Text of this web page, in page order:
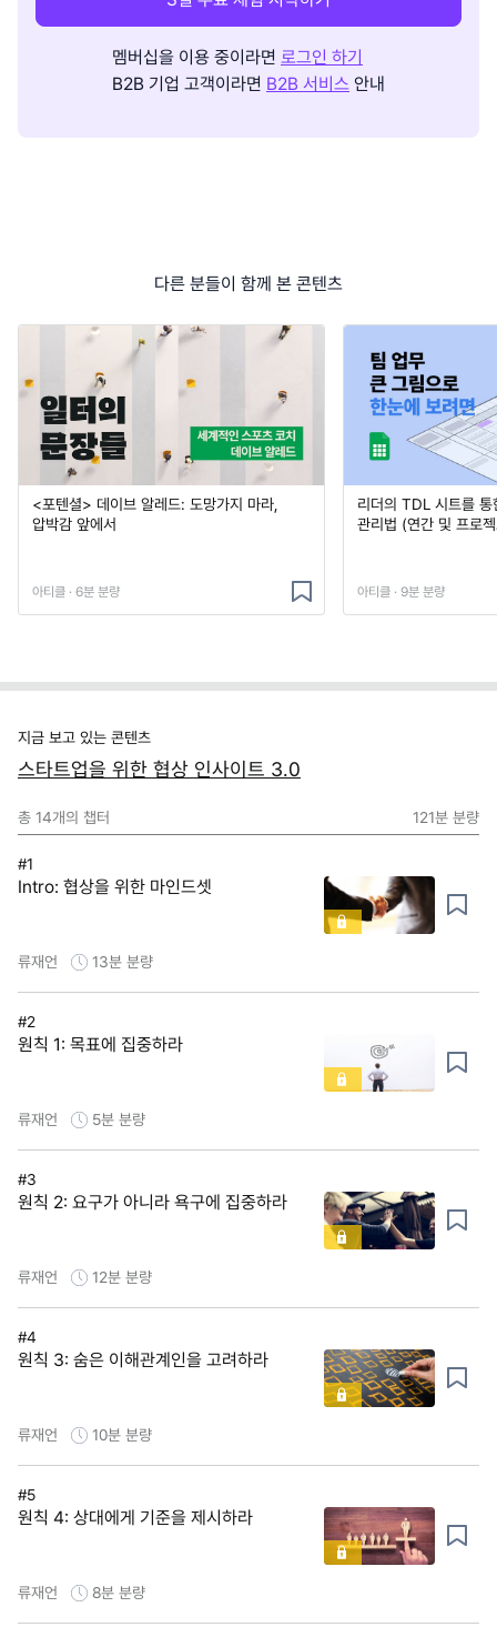
멤버십을 이용 중이라면 로그인 하기
B2B 기업 고객이라면 B2B 서비스 안내
다른 분들이 함께 본 콘텐츠
<포텐셜> 데이브 알레드: 도망가지 마라,
압박감 앞에서
아티클 · 6분 분량
리더의 TDL 시트를
관리법 (연간 및 프로
아티클 · 9분 분량
지금 보고 있는 콘텐츠
스타트업을 위한 협상 인사이트 3.0
총 14개의 챕터 121분 분량
#1
Intro: 협상을 위한 마인드셋
류재언 13분 분량
#2
원칙 1: 목표에 집중하라
류재언 5분 분량
#3
원칙 2: 요구가 아니라 욕구에 집중하라
류재언 12분 분량
#4
원칙 3: 숨은 이해관계인을 고려하라
류재언 10분 분량
#5
원칙 4: 상대에게 기준을 제시하라
류재언 8분 분량